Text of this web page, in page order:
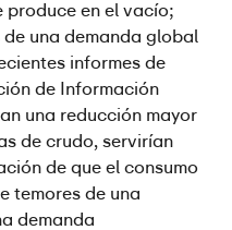
produce en el vacío;
una demanda global
informes de
de Información
una reducción mayor
de crudo, servirían
de que el consumo
temores de una
demanda